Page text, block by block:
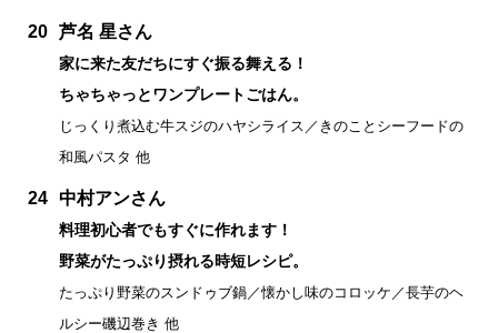
20 芦名 星さん
家に来た友だちにすぐ振る舞える！
ちゃちゃっとワンプレートごはん。
じっくり煮込む牛スジのハヤシライス／きのことシーフードの
和風パスタ 他
24 中村アンさん
料理初心者でもすぐに作れます！
野菜がたっぷり摂れる時短レシピ。
たっぷり野菜のスンドゥブ鍋／懐かし味のコロッケ／長芋のヘ
ルシー磯辺巻き 他